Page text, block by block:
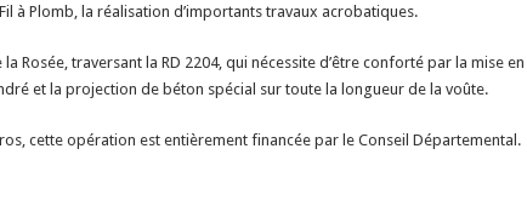
Fil à Plomb, la réalisation d’importants travaux acrobatiques.
la Rosée, traversant la RD 2204, qui nécessite d’être conforté par la mise en
et la projection de béton spécial sur toute la longueur de la voûte.
cette opération est entièrement financée par le Conseil Départemental.